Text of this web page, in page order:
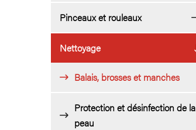
Pinceaux et rouleaux
Nettoyage
Balais, brosses et manches
Protection et désinfection de la
peau